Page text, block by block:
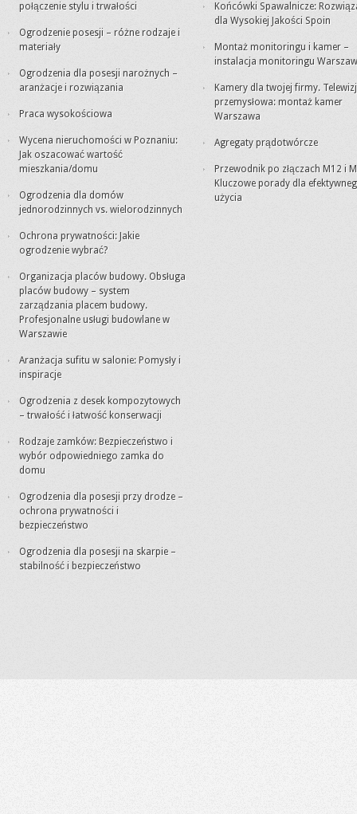
połączenie stylu i trwałości
Ogrodzenie posesji – różne rodzaje i
materiały
Ogrodzenia dla posesji narożnych –
aranżacje i rozwiązania
Praca wysokościowa
Wycena nieruchomości w Poznaniu:
Jak oszacować wartość
mieszkania/domu
Ogrodzenia dla domów
jednorodzinnych vs. wielorodzinnych
Ochrona prywatności: Jakie
ogrodzenie wybrać?
Organizacja placów budowy. Obsługa
placów budowy – system
zarządzania placem budowy.
Profesjonalne usługi budowlane w
Warszawie
Aranżacja sufitu w salonie: Pomysły i
inspiracje
Ogrodzenia z desek kompozytowych
– trwałość i łatwość konserwacji
Rodzaje zamków: Bezpieczeństwo i
wybór odpowiedniego zamka do
domu
Ogrodzenia dla posesji przy drodze –
ochrona prywatności i
bezpieczeństwo
Ogrodzenia dla posesji na skarpie –
stabilność i bezpieczeństwo
Końcówki Spawalnicze:
dla Wysokiej Jakości Spoin
Montaż monitoringu i kamer –
instalacja monitoringu
Kamery dla twojej firmy.
przemysłowa: montaż kamer
Warszawa
Agregaty prądotwórcze
Przewodnik po złączach M12 i
Kluczowe porady dla
użycia